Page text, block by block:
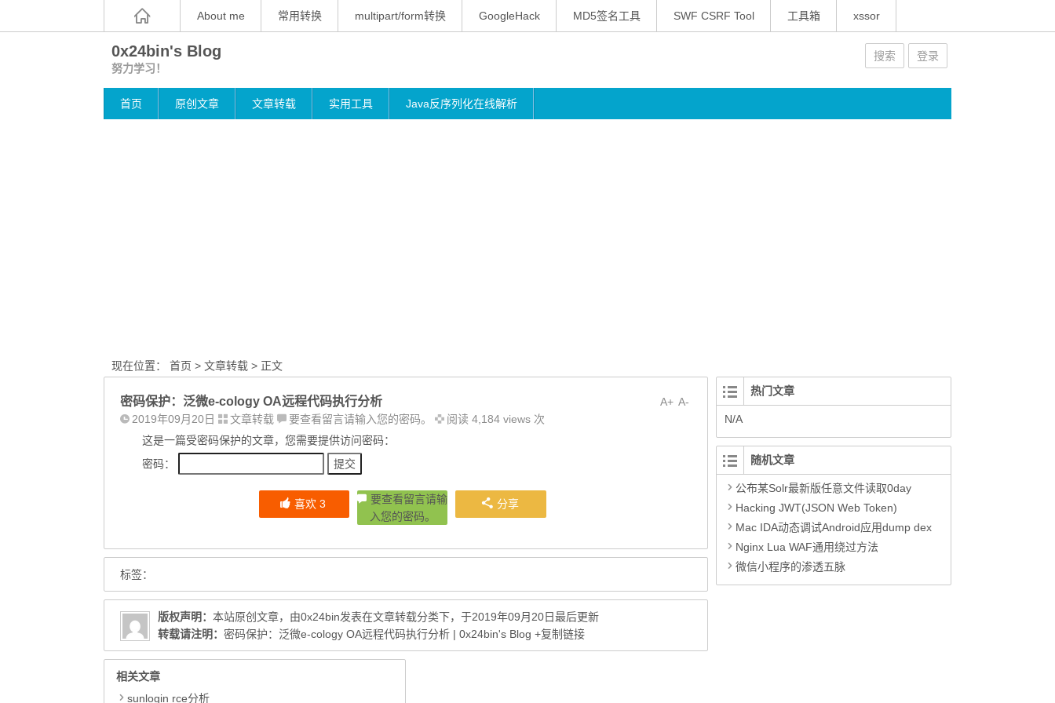
About me 常用转换 multipart/form转换 GoogleHack MD5签名工具 SWF CSRF Tool 工具箱 xssor
0x24bin's Blog
努力学习！
搜索 登录
首页 原创文章 文章转载 实用工具 Java反序列化在线解析
现在位置： 首页 > 文章转载 > 正文
A-
A+
密码保护：泛微e-cology OA远程代码执行分析
2019年09月20日 文章转载 要查看留言请输入您的密码。
阅读 4,184 views 次
这是一篇受密码保护的文章，您需要提供访问密码：
密码：
喜欢 3
要查看留言请输
入您的密码。
分享
标签：
版权声明： 本站原创文章，由0x24bin发表在文章转载分类下，于2019年09月20日最后更新
转载请注明： 密码保护：泛微e-cology OA远程代码执行分析 | 0x24bin's Blog +复制链接
相关文章
sunlogin rce分析
热门文章
N/A
随机文章
公布某Solr最新版任意文件读取0day
Hacking JWT(JSON Web Token)
Mac IDA动态调试Android应用dump dex
Nginx Lua WAF通用绕过方法
微信小程序的渗透五脉